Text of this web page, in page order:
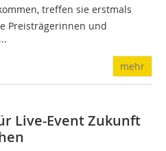
treffen sie erstmals
Preisträgerinnen und
mehr
Live-Event Zukunft